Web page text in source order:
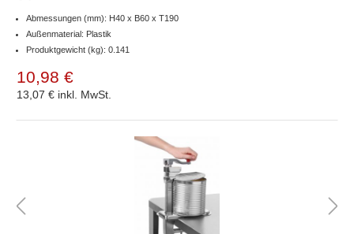
Abmessungen (mm): H40 x B60 x T190
Außenmaterial: Plastik
Produktgewicht (kg): 0.141
10,98 €
13,07 € inkl. MwSt.